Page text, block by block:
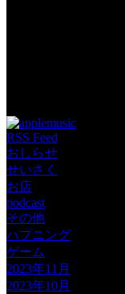
RSS Feed
おしらせ
せいさく
お店
podcast
その他
ハプニング
ゲーム
2023年11月
2023年10月